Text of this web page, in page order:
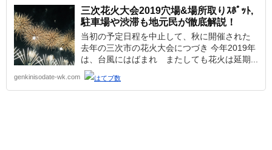
三次花火大会2019穴場&場所取りｽﾎﾟｯﾄ,
駐車場や渋滞も地元民が徹底解説！
当初の予定日程を中止して、秋に開催された
去年の三次市の花火大会につづき 今年2019年
は、台風にはばまれ またしても花火は延期...
genkinisodate-wk.com